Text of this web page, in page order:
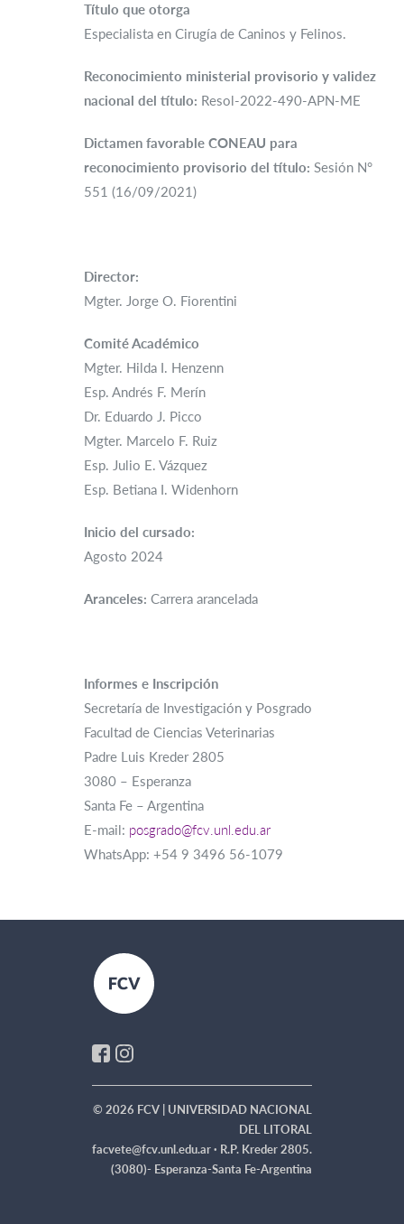
Título que otorga
Especialista en Cirugía de Caninos y Felinos.
Reconocimiento ministerial provisorio y validez
nacional del título: Resol-2022-490-APN-ME
Dictamen favorable CONEAU para
reconocimiento provisorio del título: Sesión N°
551 (16/09/2021)
Director:
Mgter. Jorge O. Fiorentini
Comité Académico
Mgter. Hilda I. Henzenn
Esp. Andrés F. Merín
Dr. Eduardo J. Picco
Mgter. Marcelo F. Ruiz
Esp. Julio E. Vázquez
Esp. Betiana I. Widenhorn
Inicio del cursado:
Agosto 2024
Aranceles: Carrera arancelada
Informes e Inscripción
Secretaría de Investigación y Posgrado
Facultad de Ciencias Veterinarias
Padre Luis Kreder 2805
3080 – Esperanza
Santa Fe – Argentina
E-mail: posgrado@fcv.unl.edu.ar
WhatsApp: +54 9 3496 56-1079
© 2026 FCV | UNIVERSIDAD NACIONAL
DEL LITORAL
facvete@fcv.unl.edu.ar · R.P. Kreder 2805.
(3080)- Esperanza-Santa Fe-Argentina